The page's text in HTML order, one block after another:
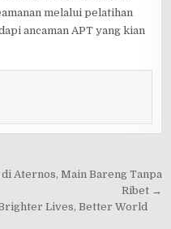
melalui pelatihan
ancaman APT yang kian
Aternos, Main Bareng Tanpa
Ribet →
Lives, Better World